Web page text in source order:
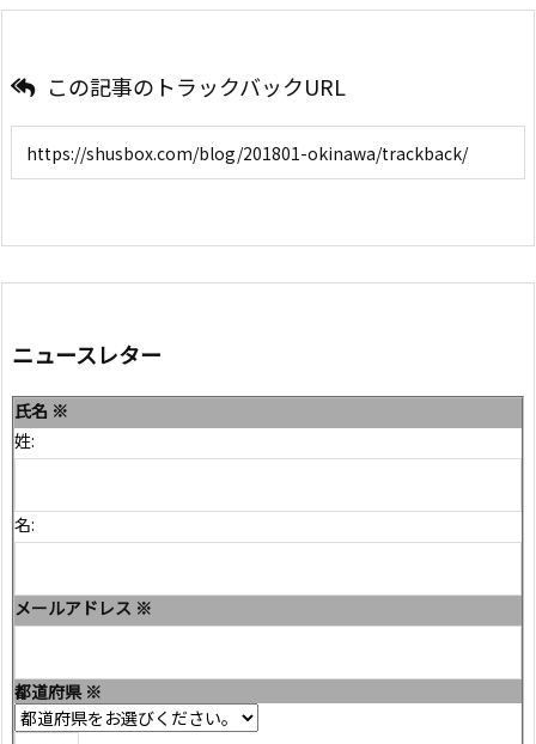
この記事のトラックバックURL
ニュースレター
氏名 ※
姓:
名:
メールアドレス ※
都道府県 ※